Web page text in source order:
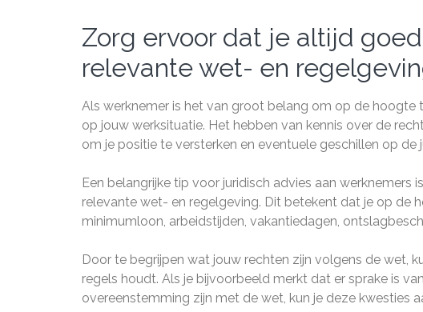
Zorg ervoor dat je altijd
relevante wet- en
Als werknemer is het van groot belang om op de
op jouw werksituatie. Het hebben van kennis over de
om je positie te versterken en eventuele geschillen op de
Een belangrijke tip voor juridisch advies aan
relevante wet- en regelgeving. Dit betekent dat je op de
minimumloon, arbeidstijden, vakantiedagen,
Door te begrijpen wat jouw rechten zijn volgens de wet,
regels houdt. Als je bijvoorbeeld merkt dat er sprake is
overeenstemming zijn met de wet, kun je deze kwesties